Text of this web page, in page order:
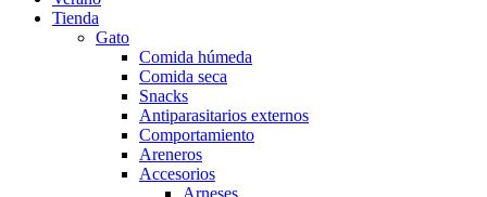
Tienda
Gato
Comida húmeda
Comida seca
Snacks
Antiparasitarios externos
Comportamiento
Areneros
Accesorios
Arneses